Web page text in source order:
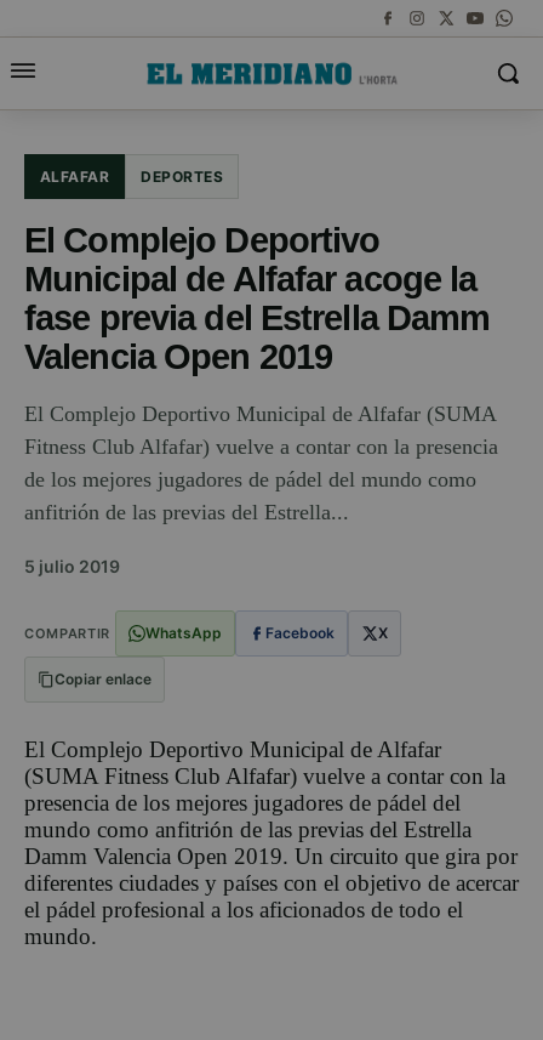
ALFAFAR DEPORTES
El Complejo Deportivo
Municipal de Alfafar acoge la
fase previa del Estrella Damm
Valencia Open 2019
El Complejo Deportivo Municipal de Alfafar (SUMA
Fitness Club Alfafar) vuelve a contar con la presencia
de los mejores jugadores de pádel del mundo como
anfitrión de las previas del Estrella...
5 julio 2019
COMPARTIR WhatsApp Facebook X
Copiar enlace
El Complejo Deportivo Municipal de Alfafar
(SUMA Fitness Club Alfafar) vuelve a contar con la
presencia de los mejores jugadores de pádel del
mundo como anfitrión de las previas del Estrella
Damm Valencia Open 2019. Un circuito que gira por
diferentes ciudades y países con el objetivo de acercar
el pádel profesional a los aficionados de todo el
mundo.